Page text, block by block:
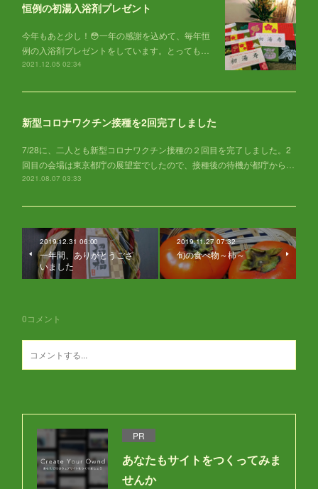
恒例の初湯入浴剤プレゼント
今年もあと少し！😳一年の感謝を込めて、毎年恒
例の入浴剤プレゼントをしています。とっても…
2021.12.05 02:34
新型コロナワクチン接種を2回完了しました
7/28に、二人とも新型コロナワクチン接種の２回目を完了しました。2
回目の会場は東京都庁の展望室でしたので、接種後の待機が都庁から…
2021.08.07 03:33
2019.12.31 06:00
一年間、ありがとうござ
いました
2019.11.27 07:32
旬の食べ物～柿～
0コメント
PR
あなたもサイトをつくってみま
せんか